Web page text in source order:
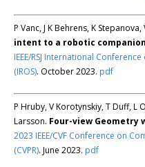
P Vanc, J K Behrens, K Stepanova,
intent to a robotic
IEEE/RSJ International
(IROS). October 2023. pdf
P Hruby, V Korotynskiy, T Duff, L
Larsson. Four-view Geometry
2023 IEEE/CVF Conference on
(CVPR). June 2023. pdf